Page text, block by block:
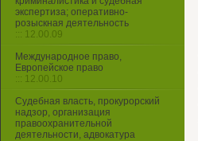
экспертиза; оперативно-
розыскная деятельность
::: 12.00.09
Международное право,
Европейское право
::: 12.00.10
Судебная власть, прокурорский
надзор, организация
правоохранительной
деятельности, адвокатура